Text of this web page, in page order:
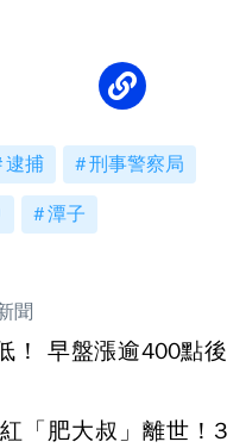
逮捕 刑事警察局
潭子
聞
！ 早盤漲逾400點後
「肥大叔」離世！3